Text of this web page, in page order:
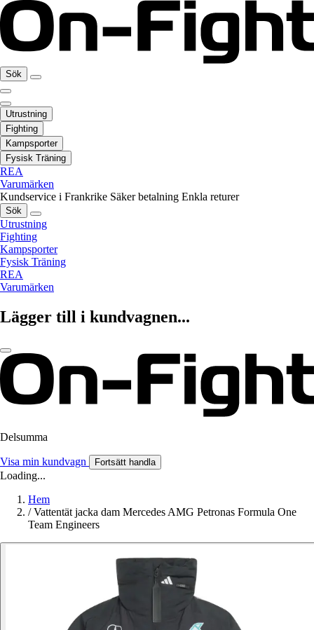
Sök
Utrustning
Fighting
Kampsporter
Fysisk Träning
REA
Varumärken
Kundservice i Frankrike Säker betalning Enkla returer
Sök
Utrustning
Fighting
Kampsporter
Fysisk Träning
REA
Varumärken
Lägger till i kundvagnen...
Delsumma
Visa min kundvagn Fortsätt handla
Loading...
Hem
/ Vattentät jacka dam Mercedes AMG Petronas Formula One
Team Engineers